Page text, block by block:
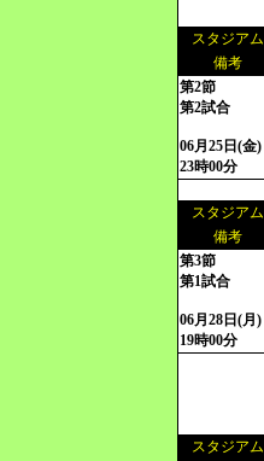
スタジアム
備考
第2節
第2試合
06月25日(金)
23時00分
スタジアム
備考
第3節
第1試合
06月28日(月)
19時00分
スタジアム